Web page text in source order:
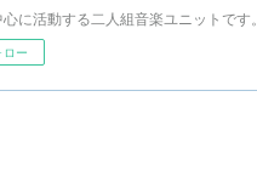
に活動する二人組音楽ユニットです。
ロー